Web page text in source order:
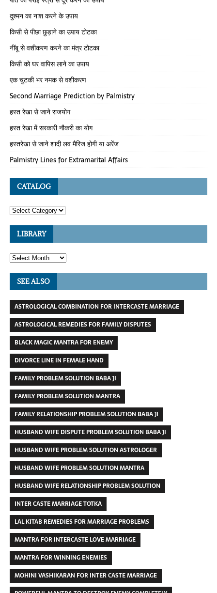
दुश्मन का नाश करने के उपाय
किसी से पीछा छुड़ाने का उपाय टोटका
नींबू से वशीकरण करने का मंत्र टोटका
किसी को घर वापिस लाने का उपाय
एक चुटकी भर नमक से वशीकरण
Second Marriage Prediction by Palmistry
हस्त रेखा से जाने राजयोग
हस्त रेखा में सरकारी नौकरी का योग
हस्तरेखा से जाने शादी लव मैरिज होगी या अरेंज
Palmistry Lines for Extramarital Affairs
CATALOG
LIBRARY
SEE ALSO
ASTROLOGICAL COMBINATION FOR INTERCASTE MARRIAGE
ASTROLOGICAL REMEDIES FOR FAMILY DISPUTES
BLACK MAGIC MANTRA FOR ENEMY
DIVORCE LINE IN FEMALE HAND
FAMILY PROBLEM SOLUTION BABA JI
FAMILY PROBLEM SOLUTION MANTRA
FAMILY RELATIONSHIP PROBLEM SOLUTION BABA JI
HUSBAND WIFE DISPUTE PROBLEM SOLUTION BABA JI
HUSBAND WIFE PROBLEM SOLUTION ASTROLOGER
HUSBAND WIFE PROBLEM SOLUTION MANTRA
HUSBAND WIFE RELATIONSHIP PROBLEM SOLUTION
INTER CASTE MARRIAGE TOTKA
LAL KITAB REMEDIES FOR MARRIAGE PROBLEMS
MANTRA FOR INTERCASTE LOVE MARRIAGE
MANTRA FOR WINNING ENEMIES
MOHINI VASHIKARAN FOR INTER CASTE MARRIAGE